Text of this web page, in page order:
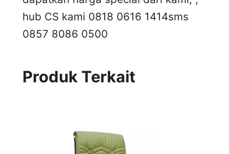
hub CS kami 0818 0616 1414sms
0857 8086 0500
Produk Terkait